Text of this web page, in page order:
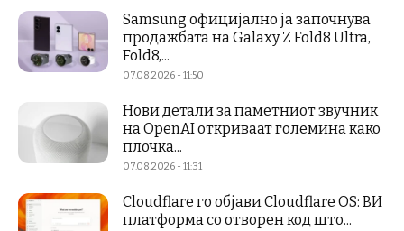
Samsung официјално ја започнува
продажбата на Galaxy Z Fold8 Ultra,
Fold8,...
07.08.2026 - 11:50
Нови детали за паметниот звучник
на OpenAI откриваат големина како
плочка...
07.08.2026 - 11:31
Cloudflare го објави Cloudflare OS: ВИ
платформа со отворен код што...